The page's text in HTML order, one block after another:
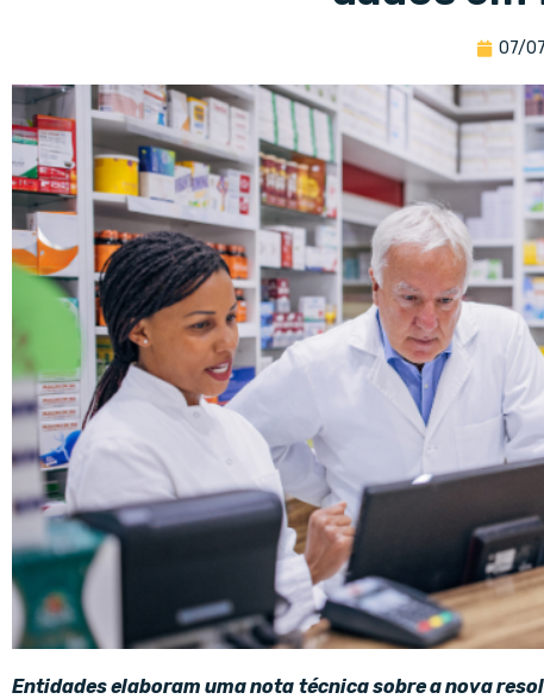
07/
Entidades elaboram uma nota técnica sobre a nova